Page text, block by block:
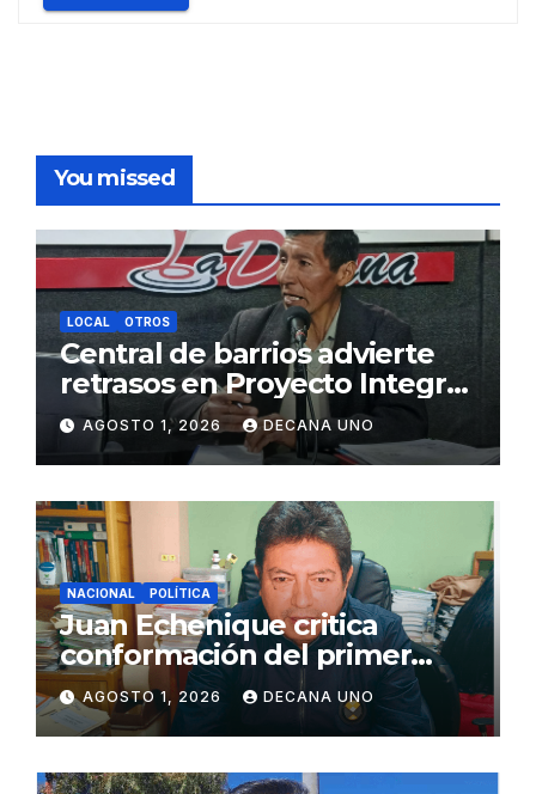
You missed
LOCAL OTROS
Central de barrios advierte
retrasos en Proyecto Integral
de Agua y Alcantarillado para
Juliaca
AGOSTO 1, 2026 DECANA UNO
NACIONAL POLÍTICA
Juan Echenique critica
conformación del primer
gabinete ministerial de Keiko
Fujimori
AGOSTO 1, 2026 DECANA UNO